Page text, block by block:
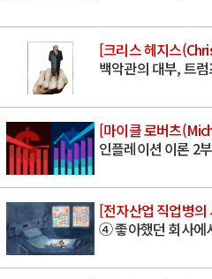
[크리스 헤지스
백악관의 대부, 트
[마이클 로버츠
인플레이션 이론 2
[전자산업 직업병
④ 좋아했던 회사에